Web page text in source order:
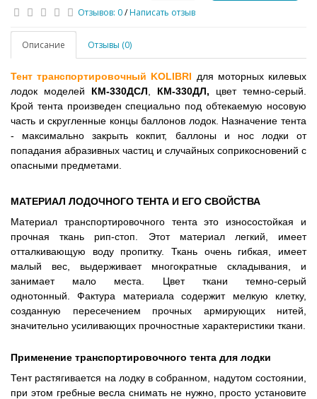
Отзывов: 0/Написать отзыв
Описание Отзывы (0)
Тент транспортировочный KOLIBRI для моторных килевых
лодок моделей КМ-330ДСЛ КМ-330ДЛ, цвет темно-серый.
Крой тента произведен специально под обтекаемую носовую
часть и скругленные концы баллонов лодок. Назначение тента
- максимально закрыть кокпит, баллоны и нос лодки от
попадания абразивных частиц и случайных соприкосновений с
опасными предметами.
МАТЕРИАЛ ЛОДОЧНОГО ТЕНТА И ЕГО СВОЙСТВА
Материал транспортировочного тента это износостойкая и
прочная ткань рип-стоп. Этот материал легкий, имеет
отталкивающую воду пропитку. Ткань очень гибкая, имеет
малый вес, выдерживает многократные складывания, и
занимает мало места. Цвет ткани темно-серый
однотонный.Фактура материала содержит мелкую клетку,
созданную пересечением прочных армирующих нитей,
значительно усиливающих прочностные характеристики ткани.
Применение транспортировочного тента для лодки
Тент растягивается на лодку в собранном, надутом состоянии,
при этом гребные весла снимать не нужно, просто установите